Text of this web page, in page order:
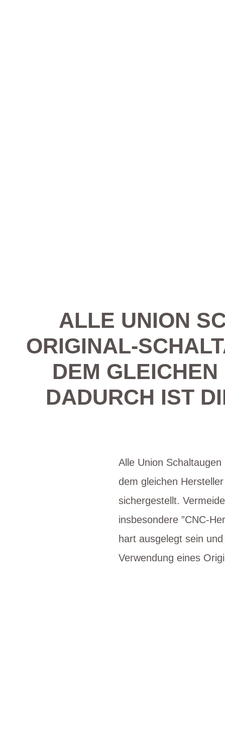
ALLE UNION
ORIGINAL-
DEM
DADURCH IST
Alle Union
dem gleichen
sichergestellt.
insbesondere ”CNC-
hart ausgelegt sein
Verwendung eines